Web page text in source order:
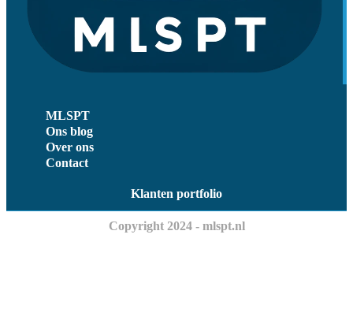
MLSPT
Ons blog
Over ons
Contact
Klanten portfolio
Copyright 2024 - mlspt.nl